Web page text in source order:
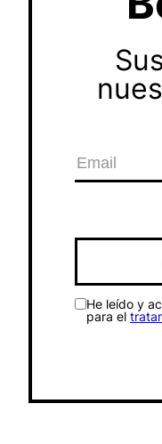
He leído y
para el